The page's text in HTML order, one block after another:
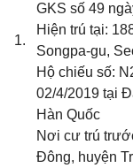
1.
GKS số 49
Hiện trú tại:
Songpa-gu,
Hộ chiếu số:
02/4/2019 tại
Hàn Quốc
Nơi cư trú
Đông, huyện